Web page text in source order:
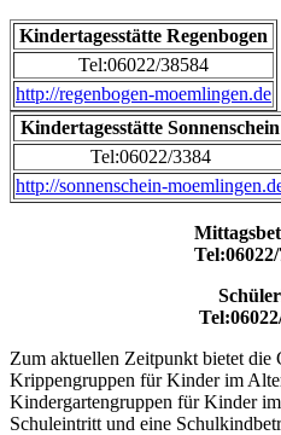
Kindertagesstätte Regenbogen
Tel:06022/38584
http://regenbogen-moemlingen.de
Kindertagesstätte Sonnenschein
Tel:06022/3384
http://sonnenschein-
Zum aktuellen Zeitpunkt bietet die
Krippengruppen für Kinder im
Kindergartengruppen für Kinder
Schuleintritt und eine